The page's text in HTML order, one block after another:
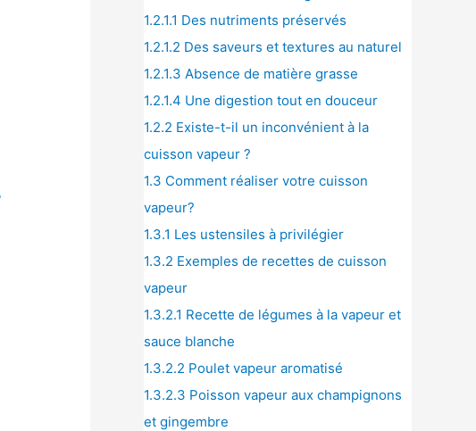
1.2.1.1 Des nutriments préservés
1.2.1.2 Des saveurs et textures au naturel
1.2.1.3 Absence de matière grasse
1.2.1.4 Une digestion tout en douceur
1.2.2 Existe-t-il un inconvénient à la
cuisson vapeur ?
1.3 Comment réaliser votre cuisson
vapeur?
1.3.1 Les ustensiles à privilégier
1.3.2 Exemples de recettes de cuisson
vapeur
1.3.2.1 Recette de légumes à la vapeur et
sauce blanche
1.3.2.2 Poulet vapeur aromatisé
1.3.2.3 Poisson vapeur aux champignons
et gingembre